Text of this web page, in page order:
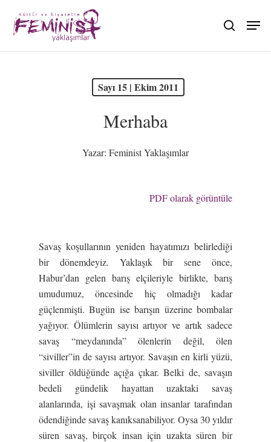
main
search
Sayı 15 | Ekim 2011
Merhaba
Yazar: Feminist Yaklaşımlar
PDF olarak görüntüle
Savaş koşullarının yeniden hayatımızı belirlediği
bir dönemdeyiz. Yaklaşık bir sene önce,
Habur’dan gelen barış elçileriyle birlikte, barış
umudumuz, öncesinde hiç olmadığı kadar
güçlenmişti. Bugün ise barışın üzerine bombalar
yağıyor. Ölümlerin sayısı artıyor ve artık sadece
savaş “meydanında” ölenlerin değil, ölen
“siviller”in de sayısı artıyor. Savaşın en kirli yüzü,
siviller öldüğünde açığa çıkar. Belki de, savaşın
bedeli gündelik hayattan uzaktaki savaş
alanlarında, işi savaşmak olan insanlar tarafından
ödendiğinde savaş kanıksanabiliyor. Oysa 30 yıldır
süren savaş, birçok insan için uzakta süren bir